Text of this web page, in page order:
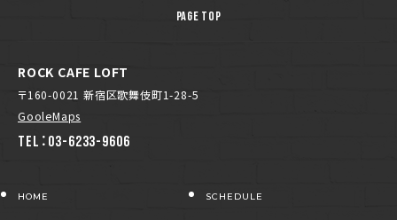
ROCK CAFE LOFT
〒160-0021 新宿区歌舞伎町1-28-5
GooleMaps
TEL：03-6233-9606
HOME SCHEDULE
PAGE TOP